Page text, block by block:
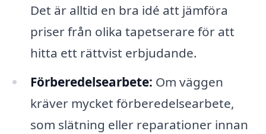
Det är alltid en bra idé att jämföra
priser från olika tapetserare för att
hitta ett rättvist erbjudande.
Förberedelsearbete: Om väggen
kräver mycket förberedelsearbete,
som slätning eller reparationer innan